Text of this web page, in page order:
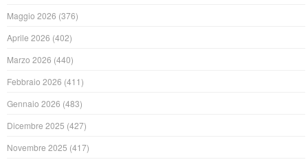
Maggio 2026 (376)
Aprile 2026 (402)
Marzo 2026 (440)
Febbraio 2026 (411)
Gennaio 2026 (483)
Dicembre 2025 (427)
Novembre 2025 (417)